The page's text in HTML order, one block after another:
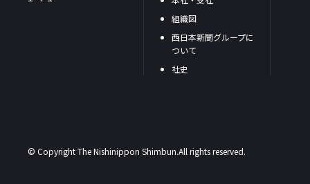
組織図
西日本新聞グループに
ついて
社史
© Copyright The Nishinippon Shimbun.All rights reserved.